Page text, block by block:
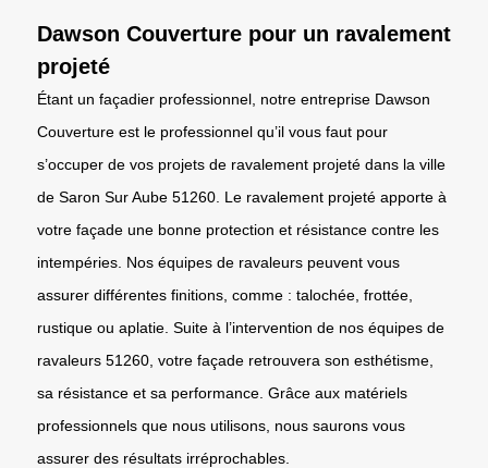
Dawson Couverture pour un ravalement
projeté
Étant un façadier professionnel, notre entreprise Dawson
Couverture est le professionnel qu’il vous faut pour
s’occuper de vos projets de ravalement projeté dans la ville
de Saron Sur Aube 51260. Le ravalement projeté apporte à
votre façade une bonne protection et résistance contre les
intempéries. Nos équipes de ravaleurs peuvent vous
assurer différentes finitions, comme : talochée, frottée,
rustique ou aplatie. Suite à l’intervention de nos équipes de
ravaleurs 51260, votre façade retrouvera son esthétisme,
sa résistance et sa performance. Grâce aux matériels
professionnels que nous utilisons, nous saurons vous
assurer des résultats irréprochables.